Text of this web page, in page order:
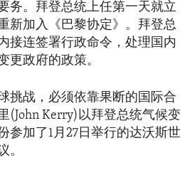
务。拜登总统上任第一天就立
新加入《巴黎协定》。拜登总
接连签署行政命令，处理国内
更政府的政策。
挑战，必须依靠果断的国际合
(John Kerry)以拜登总统气候变
参加了1月27日举行的达沃斯世
。